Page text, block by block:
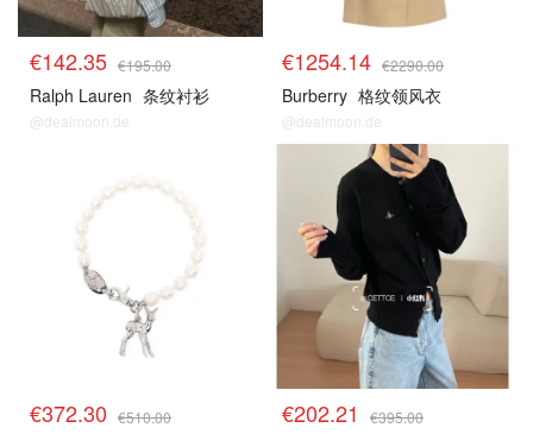
€142.35 €195.00
Ralph Lauren 条纹衬衫
@dealmoon.de
€1254.14 €2290.00
Burberry 格纹领风衣
@dealmoon.de
€372.30 €510.00 €202.21 €395.00